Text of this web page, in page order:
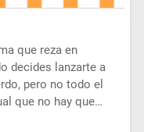
que reza en
decides lanzarte a
pero no todo el
que no hay que…